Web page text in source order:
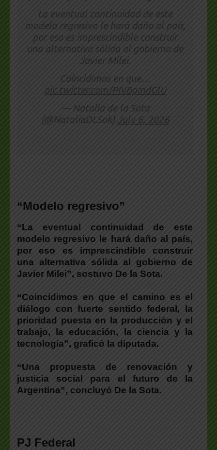
La eventual continuidad de este
modelo regresivo le hará daño al país,
por eso es imprescindible construir
una alternativa sólida al gobierno de
Javier Milei.
Coincidimos en que…
pic.twitter.com/PIVBpmdGlU
— Natalia de la Sota
(@NataliaDLSok) July 6, 2026
“Modelo regresivo”
“La eventual continuidad de este
modelo regresivo le hará daño al país,
por eso es imprescindible construir
una alternativa sólida al gobierno de
Javier Milei”, sostuvo De la Sota.
“Coincidimos en que el camino es el
diálogo con fuerte sentido federal, la
prioridad puesta en la producción y el
trabajo, la educación, la ciencia y la
tecnología”, graficó la diputada.
“Una propuesta de renovación y
justicia social para el futuro de la
Argentina”, concluyó De la Sota.
PJ Federal